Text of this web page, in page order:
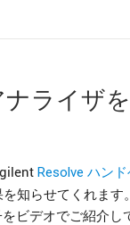
ナライザ
Resolve ハン
知らせてくれます
ビデオでご紹介